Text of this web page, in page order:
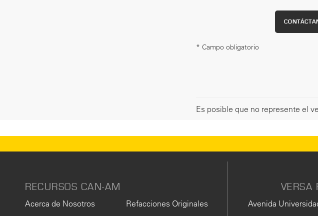
Privacidad</a>
* Campo obligatorio
Es posible que no represente el
RECURSOS CAN-AM
Acerca de Nosotros
Refacciones Originales
VERSA
Avenida